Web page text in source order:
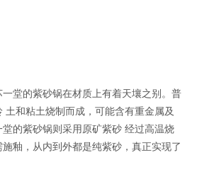
堂的紫砂锅在材质上有着天壤之别。普
土和粘土烧制而成，可能含有重金属及
的紫砂锅则采用原矿紫砂 经过高温烧
釉，从内到外都是纯紫砂，真正实现了